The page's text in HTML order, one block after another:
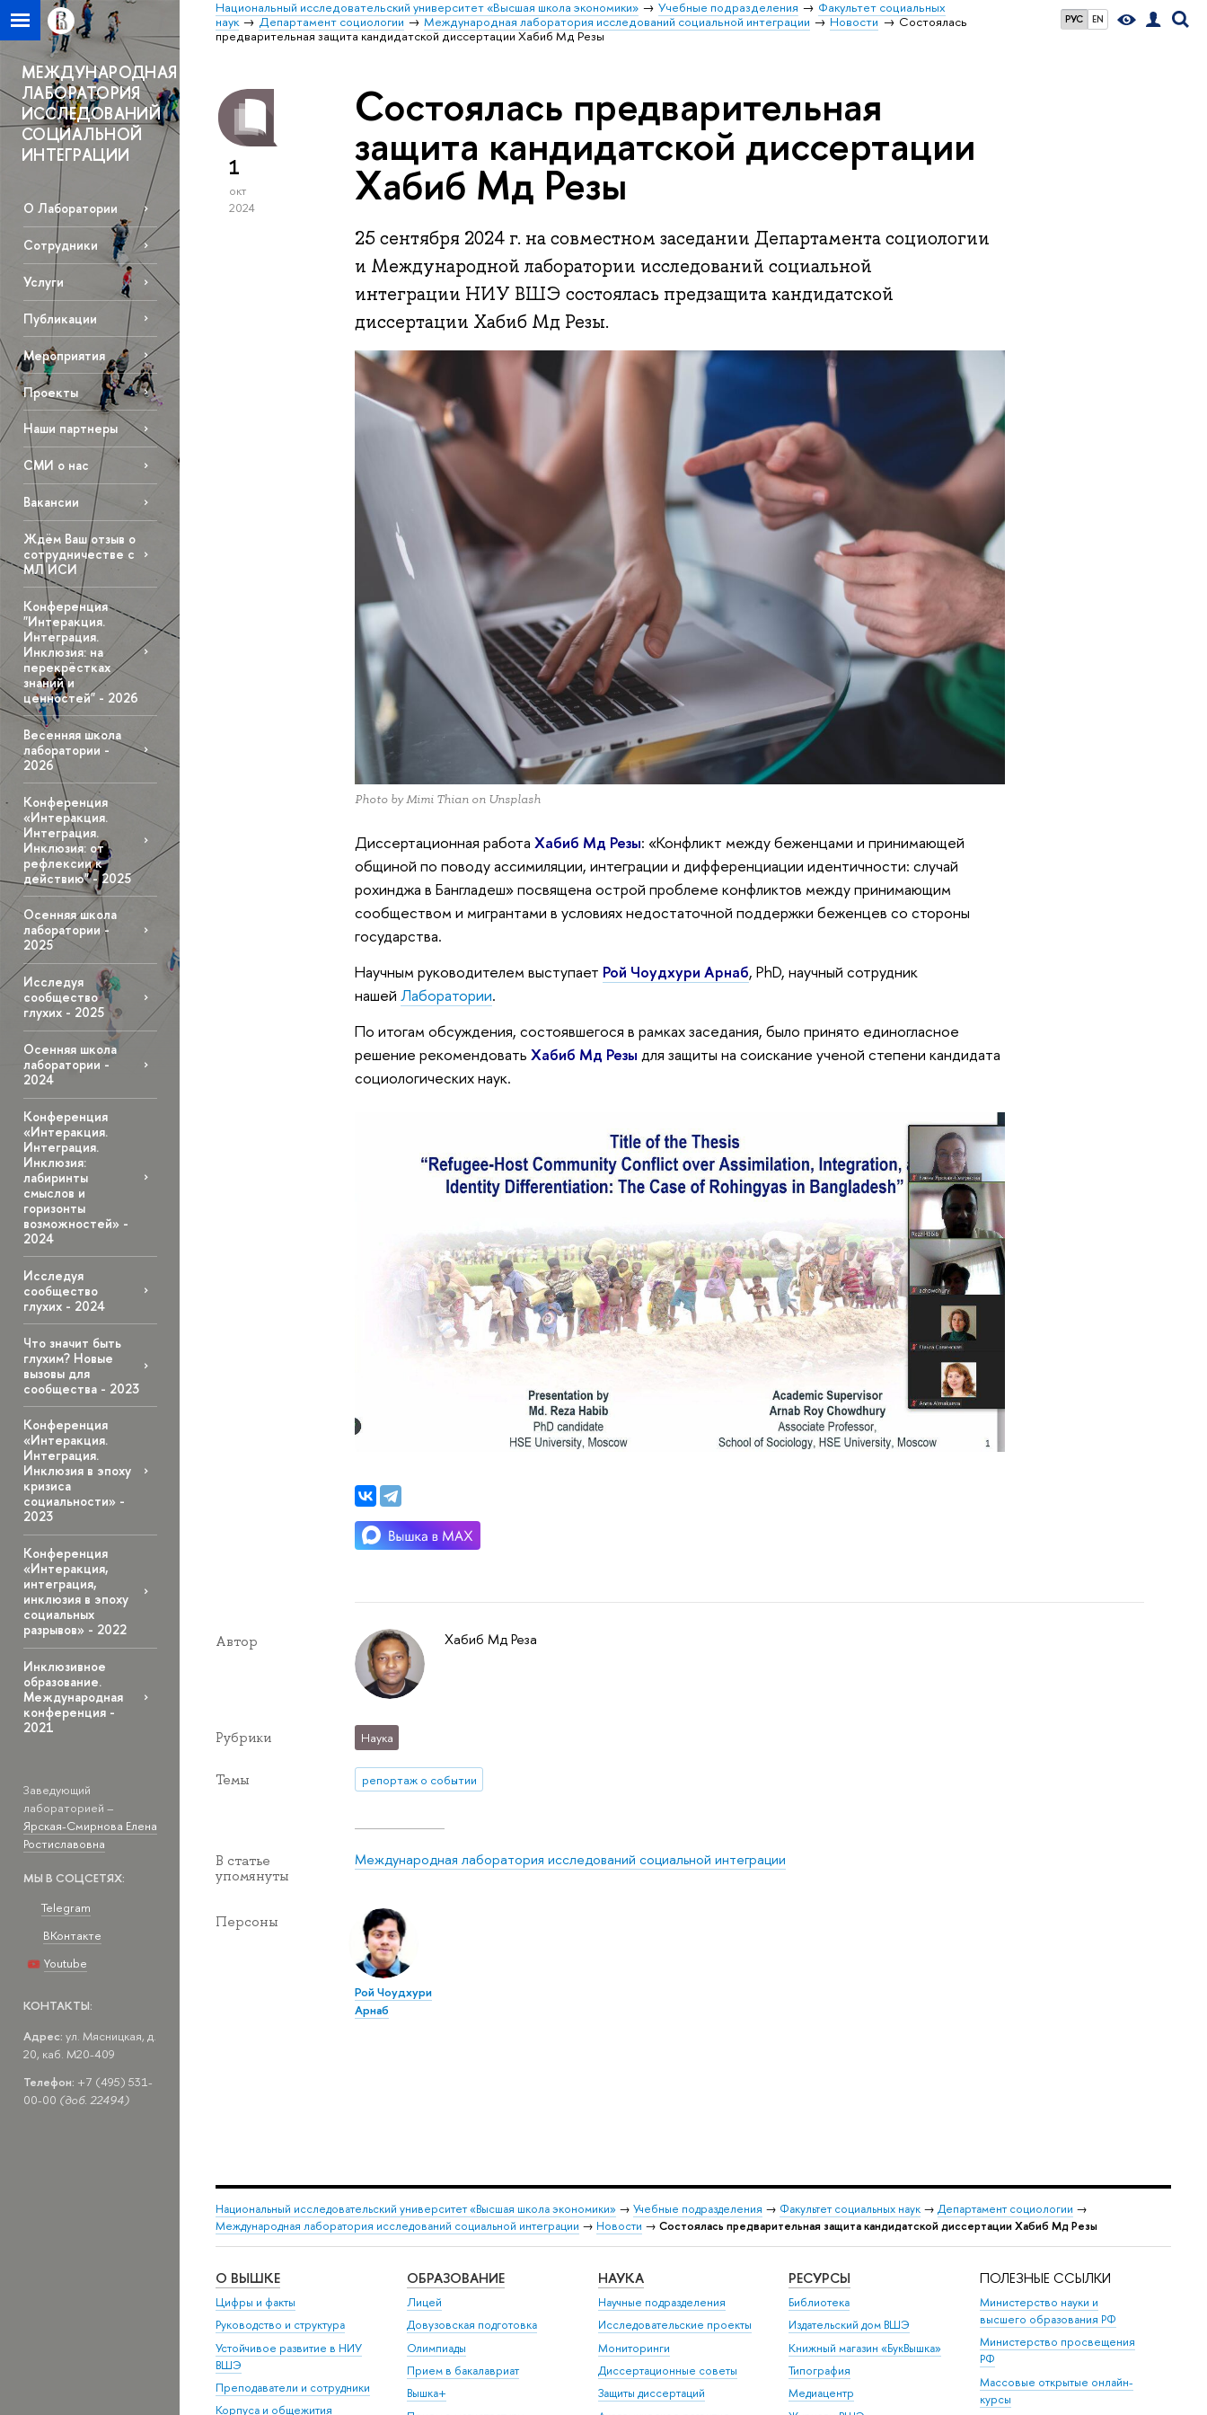
РУС EN
Национальный исследовательский университет «Высшая школа экономики» Учебные подразделения
Факультет социальных
наук
Департамент социологии Международная лаборатория исследований социальной интеграции Новости
Состоялась
предварительная защита кандидатской диссертации Хабиб Мд Резы
МЕЖДУНАРОДНАЯ
ЛАБОРАТОРИЯ
ИССЛЕДОВАНИЙ
СОЦИАЛЬНОЙ
ИНТЕГРАЦИИ
О Лаборатории
Сотрудники
Услуги
Публикации
Мероприятия
Проекты
Наши партнеры
СМИ о нас
Вакансии
Ждём Ваш отзыв о
сотрудничестве с
МЛ ИСИ
Конференция
"Интеракция.
Интеграция.
Инклюзия: на
перекрёстках
знаний и
ценностей" - 2026
Весенняя школа
лаборатории -
2026
Конференция
«Интеракция.
Интеграция.
Инклюзия: от
рефлексии к
действию" - 2025
Осенняя школа
лаборатории -
2025
Исследуя
сообщество
глухих - 2025
Осенняя школа
лаборатории -
2024
Конференция
«Интеракция.
Интеграция.
Инклюзия:
лабиринты
смыслов и
горизонты
возможностей» -
2024
Исследуя
сообщество
глухих - 2024
Что значит быть
глухим? Новые
вызовы для
сообщества - 2023
Конференция
«Интеракция.
Интеграция.
Инклюзия в эпоху
кризиса
социальности» -
2023
Конференция
«Интеракция,
интеграция,
инклюзия в эпоху
социальных
разрывов» - 2022
Инклюзивное
образование.
Международная
конференция -
2021
Заведующий
лабораторией –
Ярская-Смирнова Елена
Ростиславовна
МЫ В СОЦСЕТЯХ:
Telegram
ВКонтакте
Youtube
КОНТАКТЫ:
Адрес: ул. Мясницкая, д.
20, каб. M20-409
Телефон: +7 (495) 531-
00-00 (доб. 22494)
1
окт
2024
Состоялась предварительная
защита кандидатской диссертации
Хабиб Мд Резы
25 сентября 2024 г. на совместном заседании Департамента социологии
и Международной лаборатории исследований социальной
интеграции НИУ ВШЭ состоялась предзащита кандидатской
диссертации Хабиб Мд Резы.
Photo by Mimi Thian on Unsplash
Диссертационная работаХабиб Мд Резы: «Конфликт между беженцами и принимающей
общиной по поводу ассимиляции, интеграции и дифференциации идентичности: случай
рохинджа в Бангладеш» посвящена острой проблеме конфликтов между принимающим
сообществом и мигрантами в условиях недостаточной поддержки беженцев со стороны
государства.
Научным руководителем выступает Рой Чоудхури Арнаб, PhD, научный сотрудник
нашейЛаборатории.
По итогам обсуждения, состоявшегося в рамках заседания, было принято единогласное
решение рекомендоватьХабиб Мд Резы для защиты на соискание ученой степени кандидата
социологических наук.
Автор Хабиб Мд Реза
Рубрики Наука
Темы репортаж о событии
В статье
упомянуты
Международная лаборатория исследований социальной интеграции
Персоны
Рой Чоудхури
Арнаб
Национальный исследовательский университет «Высшая школа экономики» → Учебные подразделения → Факультет социальных наук → Департамент социологии →
Международная лаборатория исследований социальной интеграции → Новости → Состоялась предварительная защита кандидатской диссертации Хабиб Мд Резы
О ВЫШКЕ
Цифры и факты
Руководство и структура
Устойчивое развитие в НИУ
ВШЭ
Преподаватели и сотрудники
Корпуса и общежития
ОБРАЗОВАНИЕ
Лицей
Довузовская подготовка
Олимпиады
Прием в бакалавриат
Вышка+
НАУКА
Научные подразделения
Исследовательские проекты
Мониторинги
Диссертационные советы
Защиты диссертаций
РЕСУРСЫ
Библиотека
Издательский дом ВШЭ
Книжный магазин «БукВышка»
Типография
Медиацентр
ПОЛЕЗНЫЕ ССЫЛКИ
Министерство науки и
высшего образования РФ
Министерство просвещения
РФ
Массовые открытые онлайн-
курсы